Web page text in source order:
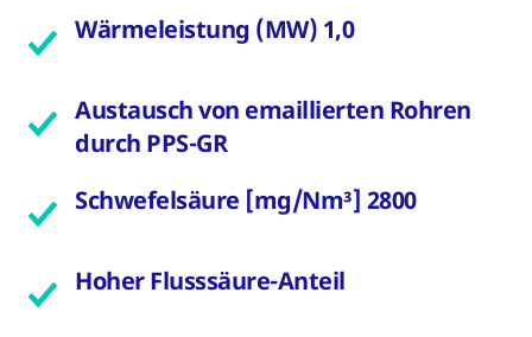
Wärmeleistung (MW) 1,0
Austausch von emaillierten Rohren
durch PPS-GR
Schwefelsäure [mg/Nm³] 2800
Hoher Flusssäure-Anteil